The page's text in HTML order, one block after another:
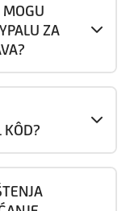
MOGU
ZA
KÔD?